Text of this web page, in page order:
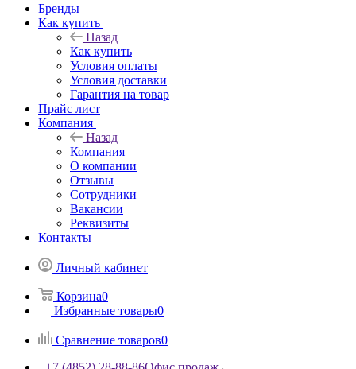
РАСПРОДАЖА товарного остатка
Услуги
Блог
Бренды
Как купить
Назад
Как купить
Условия оплаты
Условия доставки
Гарантия на товар
Прайс лист
Компания
Назад
Компания
О компании
Отзывы
Сотрудники
Реквизиты
Личный кабинет
Корзина0